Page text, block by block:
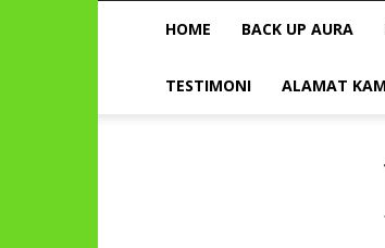
HOME BACK UP AURA
TESTIMONI ALAMAT